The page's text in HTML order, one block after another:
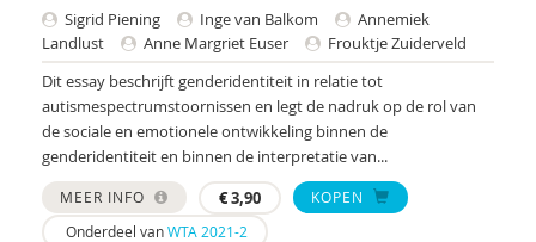
dr. Audrey Mol
Centrum Autisme Leiden
Nederlands Autisme Register
Bram B. Sizoo
Elisa Back
Sigrid Piening Inge van Balkom
Annemiek
Landlust
Anne Margriet Euser
Frouktje Zuiderveld
Dit essay beschrijft genderidentiteit in relatie tot
autismespectrumstoornissen en legt de nadruk op de rol van
de sociale en emotionele ontwikkeling binnen de
genderidentiteit en binnen de interpretatie van...
MEER INFO €3,90
KOPEN
Onderdeel vanWTA 2021-2